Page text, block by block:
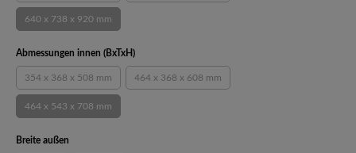
640 x 738 x 920 mm(Diese Option ist zurzeit nicht verfügbar.)
Abmessungen innen (BxTxH)auswählen
354 x 368 x 508 mm(Diese Option ist zurzeit nicht verfügbar.)
464 x 368 x 608 mm(Diese Option ist zurzeit nicht verfügbar.)
464 x 543 x 708 mm(Diese Option ist zurzeit nicht verfügbar.)
Breite außen